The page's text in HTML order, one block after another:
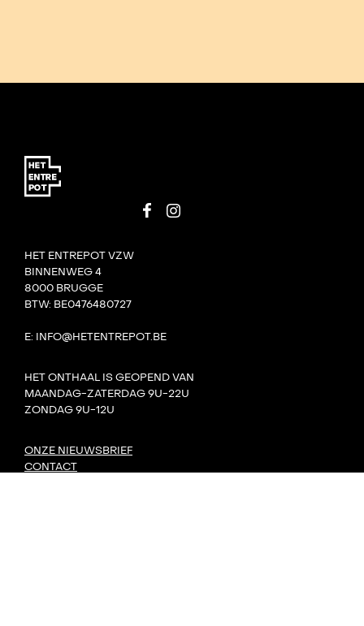
HET ENTREPOT VZW
BINNENWEG 4
8000 BRUGGE
BTW: BE0476480727
E: INFO@HETENTREPOT.BE
HET ONTHAAL IS GEOPEND VAN
MAANDAG-ZATERDAG 9U-22U
ZONDAG 9U-12U
ONZE NIEUWSBRIEF
CONTACT